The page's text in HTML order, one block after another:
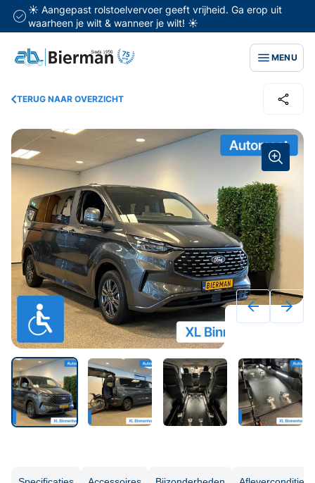
☀️ Aangepast rolstoelvervoer geeft vrijheid. Ga erop uit
waarheen je wilt & wanneer je wilt! ☀️
MENU
TERUG NAAR OVERZICHT